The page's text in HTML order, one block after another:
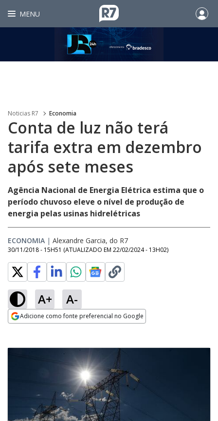
MENU
Noticias R7 Economia
Conta de luz não terá
tarifa extra em dezembro
após sete meses
Agência Nacional de Energia Elétrica estima que o
período chuvoso eleve o nível de produção de
energia pelas usinas hidrelétricas
ECONOMIA | Alexandre Garcia, do R7
30/11/2018 - 15H51 (ATUALIZADO EM 22/02/2024 - 13H02)
A+ A-
Adicione como fonte preferencial no Google